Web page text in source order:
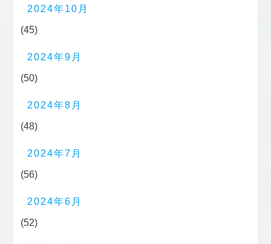
2024年10月
(45)
2024年9月
(50)
2024年8月
(48)
2024年7月
(56)
2024年6月
(52)